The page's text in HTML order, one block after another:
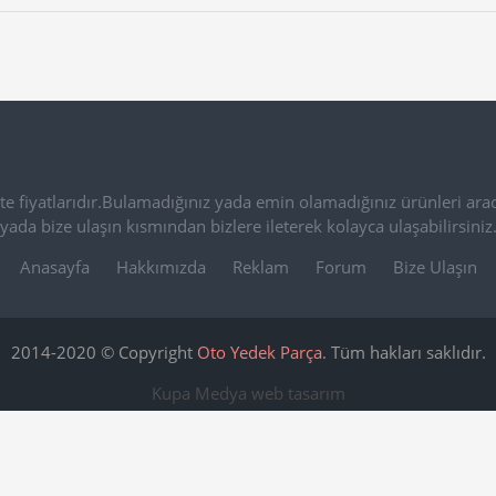
yada emin olamadığınız ürünleri
yada bize ulaşın kısmından bizlere ileterek kolayca ulaşabilirsiniz.
Anasayfa
Hakkımızda Reklam Forum Bize Ulaşın
2014-2020 © Copyright Oto Yedek Parça. Tüm hakları saklıdır.
Kupa Medya web tasarım